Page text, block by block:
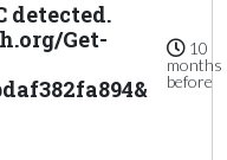
detected.
Get-
10
months
before